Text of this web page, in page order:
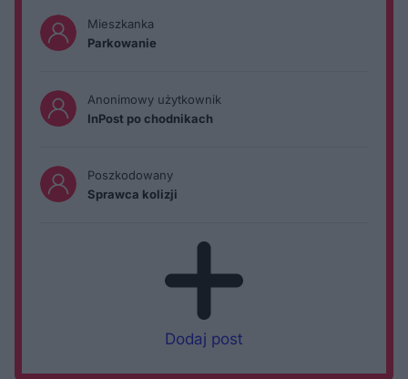
Mieszkanka
Parkowanie
Anonimowy użytkownik
InPost po chodnikach
Poszkodowany
Sprawca kolizji
Dodaj post